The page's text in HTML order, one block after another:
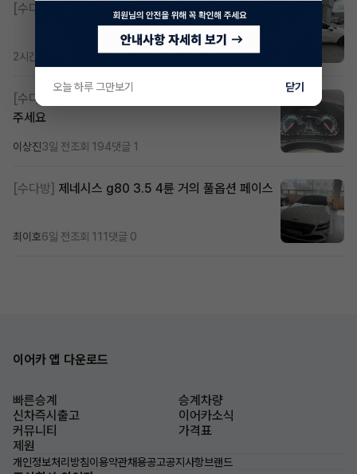
[수다방] K8 하이브리드 (풀옵션) 758,780원
2시간 전 댓글 3
[수다방]
주세요
이상진3일 전조회 194댓글 1
[수다방] 제네시스 g80 3.5 4륜 거의 풀옵션 페이스
최이호6일 전조회 111 댓글 0
이어카 앱 다운로드
빠른승계
승계차량
신차즉시출고
이어카소식
커뮤니티
가격표
제원
개인정보처리방침이용약관채용공고공지사항브랜드
오늘 하루 그만보기 닫기